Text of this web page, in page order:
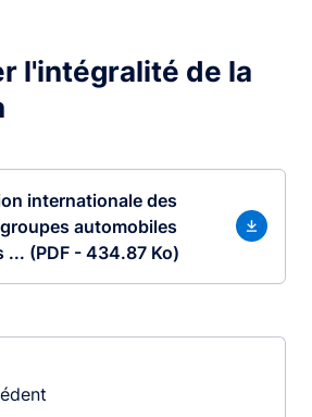
l'intégralité de la
internationale des
automobiles
... (PDF - 434.87 Ko)